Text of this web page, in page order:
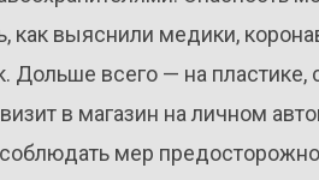
как выяснили медики,
Дольше всего — на пластике,
в магазин на личном
мер